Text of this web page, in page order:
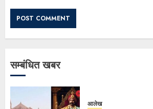
सम्बंधित खबर
आलेख